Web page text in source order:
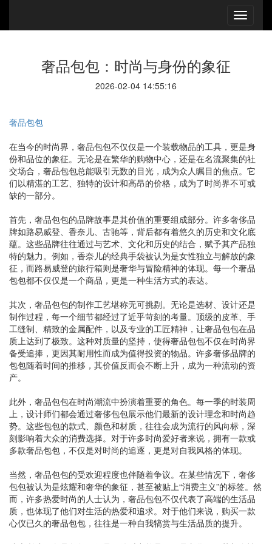
奢品包包：时尚与身份的象征
2026-02-04 14:55:16
奢品包包
在当今的时尚界，奢品包包不仅仅是一个装载物品的工具，更是身
份和品位的象征。无论是在繁华的购物中心，还是在名流聚集的社
交场合，奢品包包总能吸引无数的目光，成为众人瞩目的焦点。它
们以精湛的工艺、独特的设计和高昂的价格，成为了时尚界不可或
缺的一部分。
首先，奢品包包的品牌故事是其价值的重要组成部分。许多奢侈品
牌如路易威登、香奈儿、古驰等，背后都有着悠久的历史和文化底
蕴。这些品牌往往通过与艺术、文化和历史的结合，赋予其产品独
特的魅力。例如，香奈儿的经典手袋被认为是女性独立与解放的象
征，而路易威登的旅行箱则是奢华与冒险精神的体现。每一个奢品
包包都不仅仅是一个商品，更是一种生活方式的表达。
其次，奢品包包的制作工艺堪称无可挑剔。无论是选材、设计还是
制作过程，每一个细节都经过了近乎苛刻的考量。顶级的皮革、手
工缝制、精致的金属配件，以及专业的工匠精神，让奢品包包在品
质上达到了极致。这种对质量的坚持，使得奢品包包不仅在时尚界
备受追捧，更因其耐用性而成为值得投资的物品。许多奢侈品牌的
包包随着时间的推移，其价值反而会不断上升，成为一种流动的资
产。
此外，奢品包包在时尚潮流中扮演着重要的角色。每一季的时装周
上，设计师们都会通过奢侈包包展示他们最新的设计理念和时尚趋
势。这些包包的款式、颜色和材质，往往会成为流行的风向标，深
刻影响着大众的消费选择。对于许多时尚爱好者来说，拥有一款或
多款奢品包包，不仅是对时尚的追逐，更是对自我风格的体现。
当然，奢品包包的受欢迎程度也伴随着争议。在某些情况下，奢侈
包包被认为是炫耀和奢华的象征，甚至被贴上“消费主义”的标签。然
而，许多热爱时尚的人士认为，奢品包包不仅代表了高端的生活品
质，也体现了他们对生活的热爱和追求。对于他们来说，购买一款
心仪已久的奢品包包，往往是一种自我犒赏与生活品质的提升。